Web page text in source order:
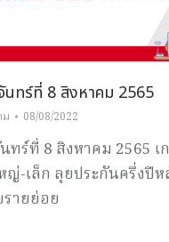
นทร์ที่ 8 สิงหาคม 2565
ม 08/08/2022
นทร์ที่ 8 สิงหาคม 2565
หญ่-เล็ก ลุยประกันครึ่งปี
รายย่อย